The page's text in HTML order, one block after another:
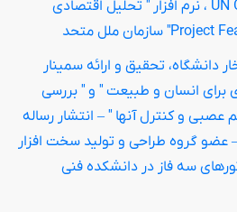
تخصصی UN COMFAR III ، نرم افزار " تحلیل اقتصادی
دانشگاه، تحقیق و ارائه سمینار
برای انسان و طبیعت " و " بررسی
و کنترل آنها " – انتشار رساله
گروه طراحی و تولید سخت افزار
سه فاز در دانشکده فنی